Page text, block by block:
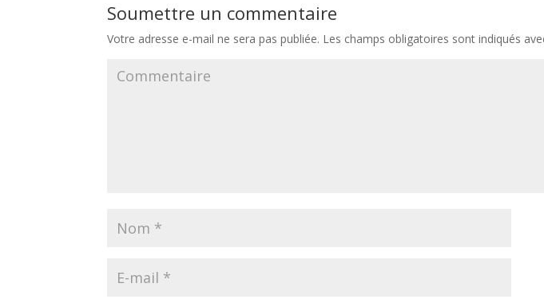
Soumettre un commentaire
Votre adresse e-mail ne sera pas publiée. Les champs obligatoires sont indiqués